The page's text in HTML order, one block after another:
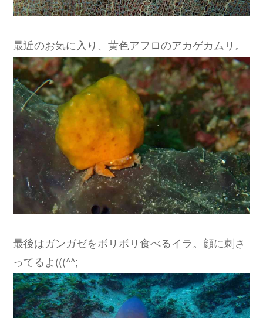
最近のお気に入り、黄色アフロのアカゲカムリ。
最後はガンガゼをボリボリ食べるイラ。顔に刺さ
ってるよ(((^^;